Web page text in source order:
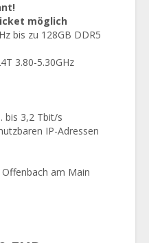
möglich
bis zu 128GB DDR5
3.80-5.30GHz
bis 3,2 Tbit/s
IP-Adressen
am Main